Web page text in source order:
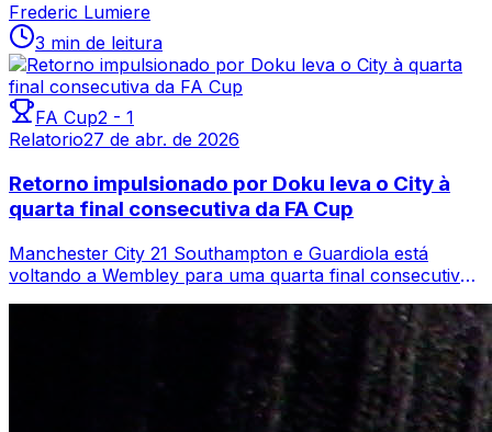
Frederic Lumiere
3 min de leitura
FA Cup2 - 1
Relatorio27 de abr. de 2026
Retorno impulsionado por Doku leva o City à
quarta final consecutiva da FA Cup
Manchester City 21 Southampton e Guardiola está
voltando a Wembley para uma quarta final consecutiva